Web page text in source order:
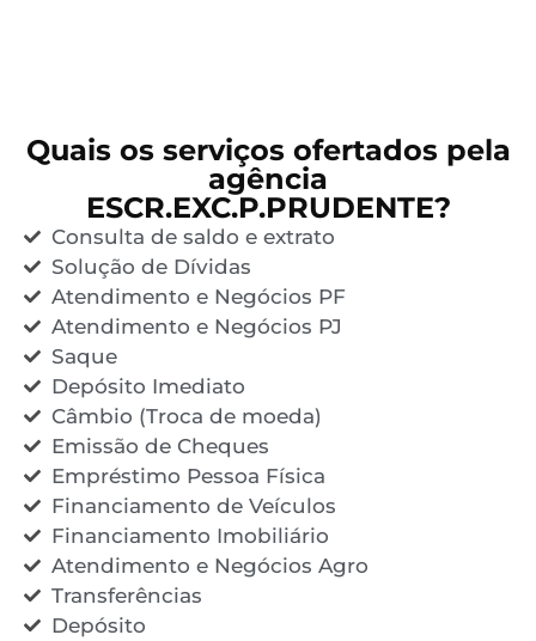
Quais os serviços ofertados pela
agência
ESCR.EXC.P.PRUDENTE?
Consulta de saldo e extrato
Solução de Dívidas
Atendimento e Negócios PF
Atendimento e Negócios PJ
Saque
Depósito Imediato
Câmbio (Troca de moeda)
Emissão de Cheques
Empréstimo Pessoa Física
Financiamento de Veículos
Financiamento Imobiliário
Atendimento e Negócios Agro
Transferências
Depósito